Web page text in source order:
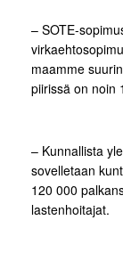
– SOTE-
maamme
piirissä on noin
– Kunnallista
sovelletaan
120 000
lastenhoitajat.